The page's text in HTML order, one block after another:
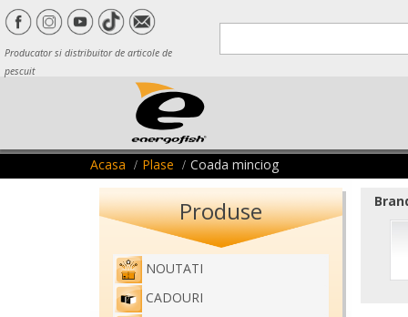
Producator si distribuitor de articole de
pescuit
Acasa Plase Coada minciog
Produse
NOUTATI
CADOURI